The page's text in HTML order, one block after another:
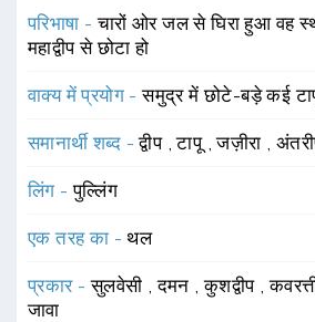
परिभाषा -चारों ओर जल से घिरा हुआ वह
महाद्वीप से छोटा हो
वाक्य में प्रयोग -समुद्र में छोटे-बड़े कई
समानार्थी शब्द -द्वीप ,टापू ,जज़ीरा
लिंग -पुल्लिंग
एक तरह का -थल
प्रकार -सुलवेसी ,दमन ,कुशद्वीप ,
जावा